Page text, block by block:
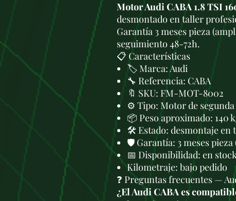
Motor Audi CABA 1.8 TSI
desmontado en taller
Garantía 3 meses pieza
seguimiento 48-72h.
📋 Características
🏷️ Marca: Audi
🔧 Referencia: CABA
🔖 SKU: FM-MOT-8002
⚙️ Tipo: Motor de
📦 Peso aproximado: 140
🛠 Estado: desmontaje en
🛡️ Garantía: 3 meses pieza
📅 Disponibilidad: en
Kilometraje: bajo pedido
❓ Preguntas frecuentes —
¿El Audi CABA es